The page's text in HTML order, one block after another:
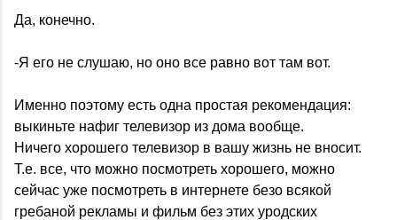
Да, конечно.
-Я его не слушаю, но оно все равно вот там вот.
Именно поэтому есть одна простая рекомендация:
выкиньте нафиг телевизор из дома вообще.
Ничего хорошего телевизор в вашу жизнь не вносит.
Т.е. все, что можно посмотреть хорошего, можно
сейчас уже посмотреть в интернете безо всякой
гребаной рекламы и фильм без этих уродских